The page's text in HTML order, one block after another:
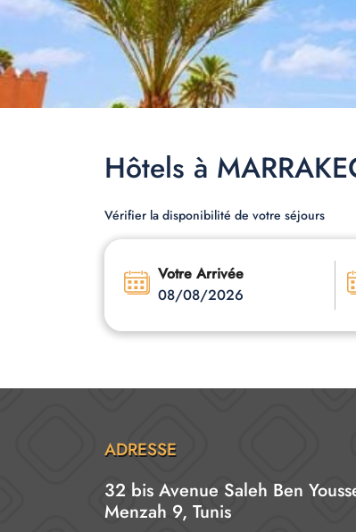
Hôtels à
Vérifier la disponibilité de votre séjours
Votre Arrivée
08/08/2026
ADRESSE
32 bis Avenue Saleh Ben
Menzah 9, Tunis